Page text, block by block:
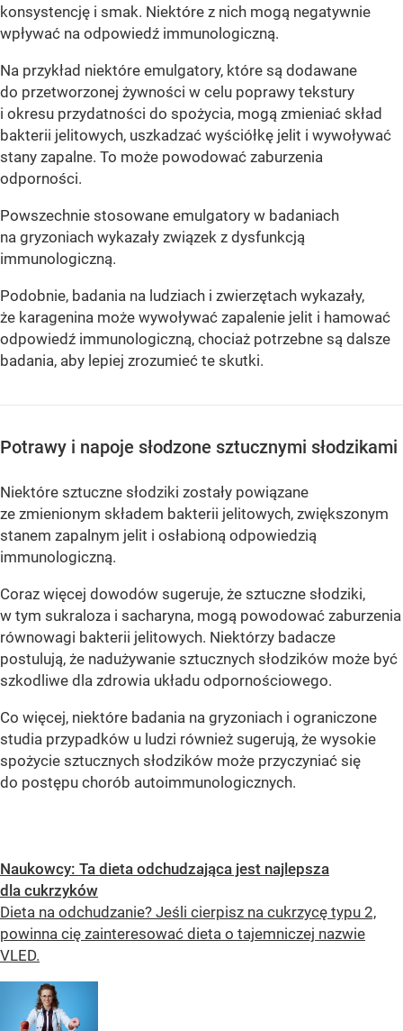
konsystencję i smak. Niektóre z nich mogą negatywnie
wpływać na odpowiedź immunologiczną.
Na przykład niektóre emulgatory, które są dodawane
do przetworzonej żywności w celu poprawy tekstury
i okresu przydatności do spożycia, mogą zmieniać skład
bakterii jelitowych, uszkadzać wyściółkę jelit i wywoływać
stany zapalne. To może powodować zaburzenia
odporności.
Powszechnie stosowane emulgatory w badaniach
na gryzoniach wykazały związek z dysfunkcją
immunologiczną.
Podobnie, badania na ludziach i zwierzętach wykazały,
że karagenina może wywoływać zapalenie jelit i hamować
odpowiedź immunologiczną, chociaż potrzebne są dalsze
badania, aby lepiej zrozumieć te skutki.
Potrawy i napoje słodzone sztucznymi słodzikami
Niektóre sztuczne słodziki zostały powiązane
ze zmienionym składem bakterii jelitowych, zwiększonym
stanem zapalnym jelit i osłabioną odpowiedzią
immunologiczną.
Coraz więcej dowodów sugeruje, że sztuczne słodziki,
w tym sukraloza i sacharyna, mogą powodować zaburzenia
równowagi bakterii jelitowych. Niektórzy badacze
postulują, że nadużywanie sztucznych słodzików może być
szkodliwe dla zdrowia układu odpornościowego.
Co więcej, niektóre badania na gryzoniach i ograniczone
studia przypadków u ludzi również sugerują, że wysokie
spożycie sztucznych słodzików może przyczyniać się
do postępu chorób autoimmunologicznych.
Naukowcy: Ta dieta odchudzająca jest najlepsza
dla cukrzyków
Dieta na odchudzanie? Jeśli cierpisz na cukrzycę typu 2,
powinna cię zainteresować dieta o tajemniczej nazwie
VLED.